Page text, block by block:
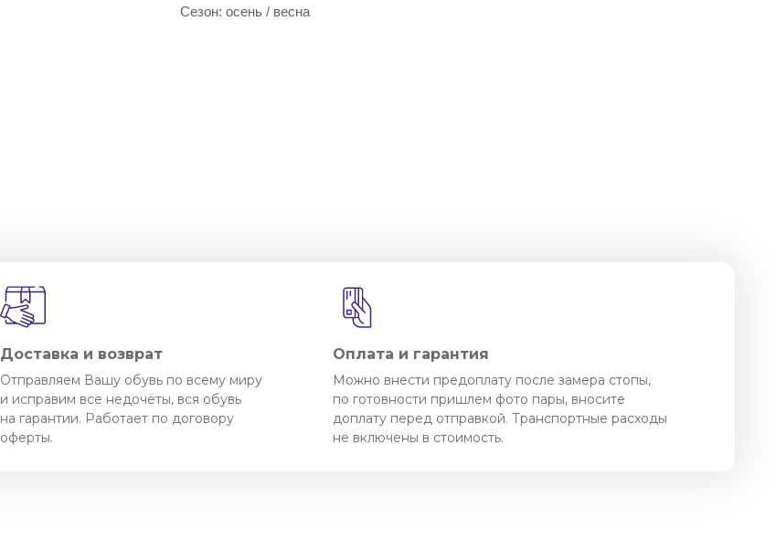
Сезон: осень / весна
Доставка и возврат
Отправляем Вашу обувь по всему миру
и исправим все недочёты, вся обувь
на гарантии. Работает по договору
оферты.
Оплата и гарантия
Можно внести предоплату после замера стопы,
по готовности пришлем фото пары, вносите
доплату перед отправкой. Транспортные расходы
не включены в стоимость.